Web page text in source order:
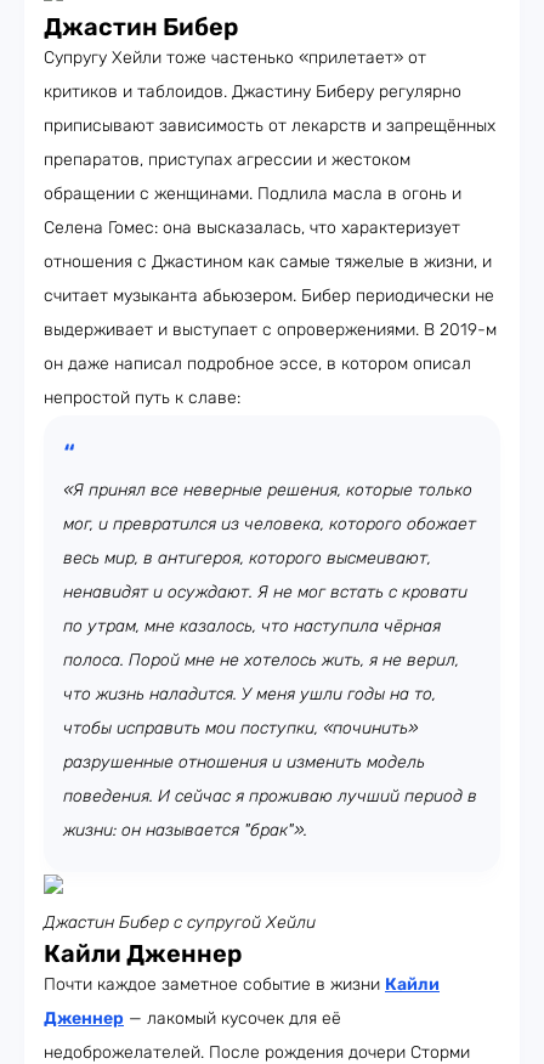
Джастин Бибер
Супругу Хейли тоже частенько «прилетает» от
критиков и таблоидов. Джастину Биберу регулярно
приписывают зависимость от лекарств и запрещённых
препаратов, приступах агрессии и жестоком
обращении с женщинами. Подлила масла в огонь и
Селена Гомес: она высказалась, что характеризует
отношения с Джастином как самые тяжелые в жизни, и
считает музыканта абьюзером. Бибер периодически не
выдерживает и выступает с опровержениями. В 2019-м
он даже написал подробное эссе, в котором описал
непростой путь к славе:
«Я принял все неверные решения, которые только
мог, и превратился из человека, которого обожает
весь мир, в антигероя, которого высмеивают,
ненавидят и осуждают. Я не мог встать с кровати
по утрам, мне казалось, что наступила чёрная
полоса. Порой мне не хотелось жить, я не верил,
что жизнь наладится. У меня ушли годы на то,
чтобы исправить мои поступки, «починить»
разрушенные отношения и изменить модель
поведения. И сейчас я проживаю лучший период в
жизни: он называется "брак"».
Джастин Бибер с супругой Хейли
Кайли Дженнер
Почти каждое заметное событие в жизни Кайли
Дженнер — лакомый кусочек для её
недоброжелателей. После рождения дочери Сторми